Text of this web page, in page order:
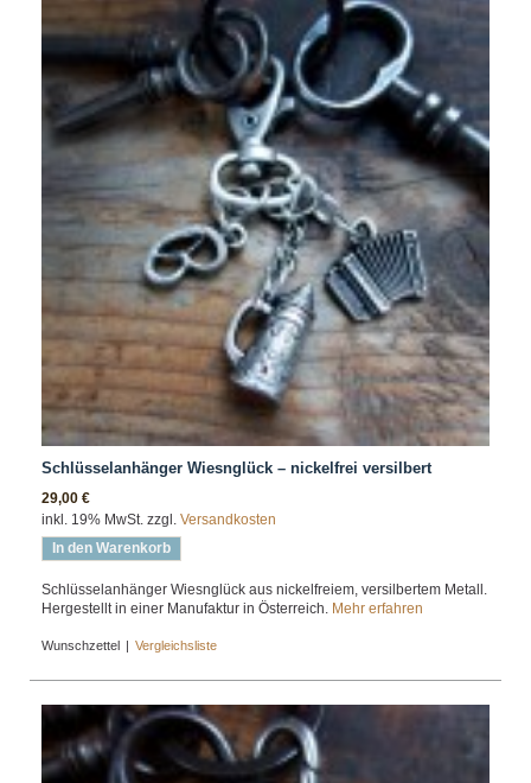
Schlüsselanhänger Wiesnglück – nickelfrei versilbert
29,00 €
inkl. 19% MwSt. zzgl. Versandkosten
In den Warenkorb
Schlüsselanhänger Wiesnglück aus nickelfreiem, versilbertem Metall.
Hergestellt in einer Manufaktur in Österreich. Mehr erfahren
Wunschzettel | Vergleichsliste